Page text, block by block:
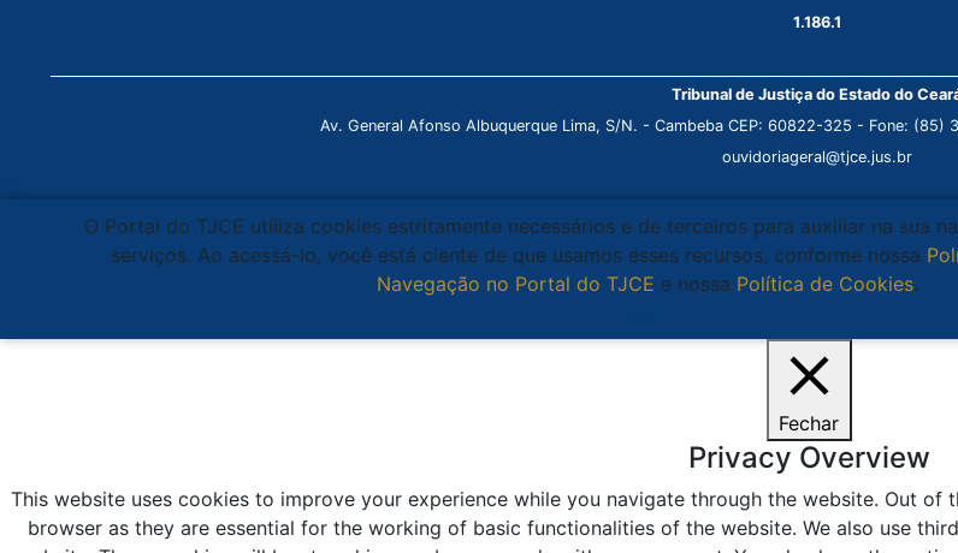
1.186.1
Tribunal de Justiça do Estado do
Av. General Afonso Albuquerque Lima, S/N. - Cambeba CEP: 60822-325 - Fone:
ouvidoriageral@tjce.jus.br
O Portal do TJCE utiliza cookies estritamente necessários e de terceiros para auxiliar na sua
serviços. Ao acessá-lo, você está ciente de que usamos esses recursos, conforme nossa
Navegação no Portal do TJCE e nossa Política de Cookies.
Fechar
Privacy Overview
This website uses cookies to improve your experience while you navigate through the website. Out
browser as they are essential for the working of basic functionalities of the website. We also use